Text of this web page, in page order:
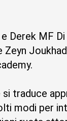
Derek MF
modi per